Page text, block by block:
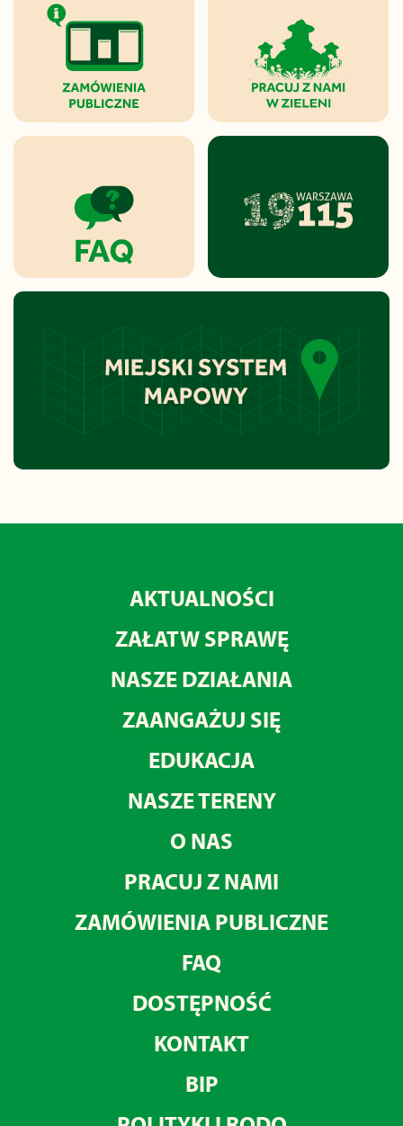
AKTUALNOŚCI
ZAŁATW SPRAWĘ
NASZE DZIAŁANIA
ZAANGAŻUJ SIĘ
EDUKACJA
NASZE TERENY
O NAS
PRACUJ Z NAMI
ZAMÓWIENIA PUBLICZNE
FAQ
DOSTĘPNOŚĆ
KONTAKT
BIP